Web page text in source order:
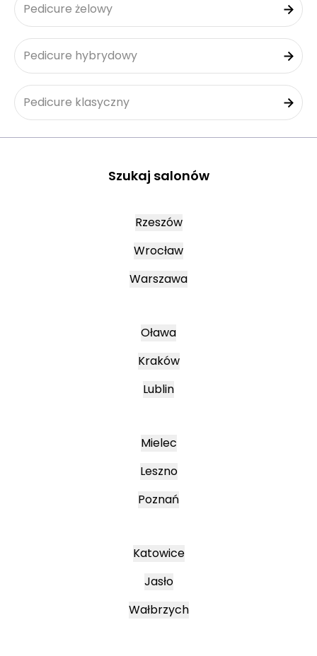
Pedicure żelowy
Pedicure hybrydowy
Pedicure klasyczny
Szukaj salonów
Rzeszów
Wrocław
Warszawa
Oława
Kraków
Lublin
Mielec
Leszno
Poznań
Katowice
Jasło
Wałbrzych